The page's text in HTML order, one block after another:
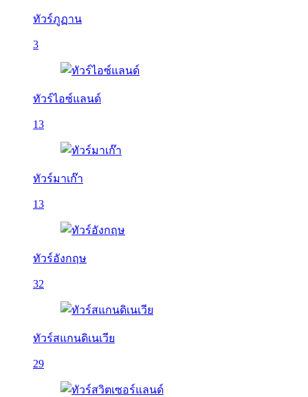
ทัวร์ภูฏาน
3
ทัวร์ไอซ์แลนด์
13
ทัวร์มาเก๊า
13
ทัวร์อังกฤษ
32
ทัวร์สแกนดิเนเวีย
29